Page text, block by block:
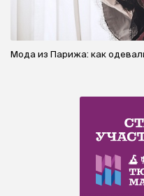
Мода из Парижа: как